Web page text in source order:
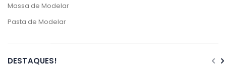
Massa de Modelar
Pasta de Modelar
DESTAQUES!